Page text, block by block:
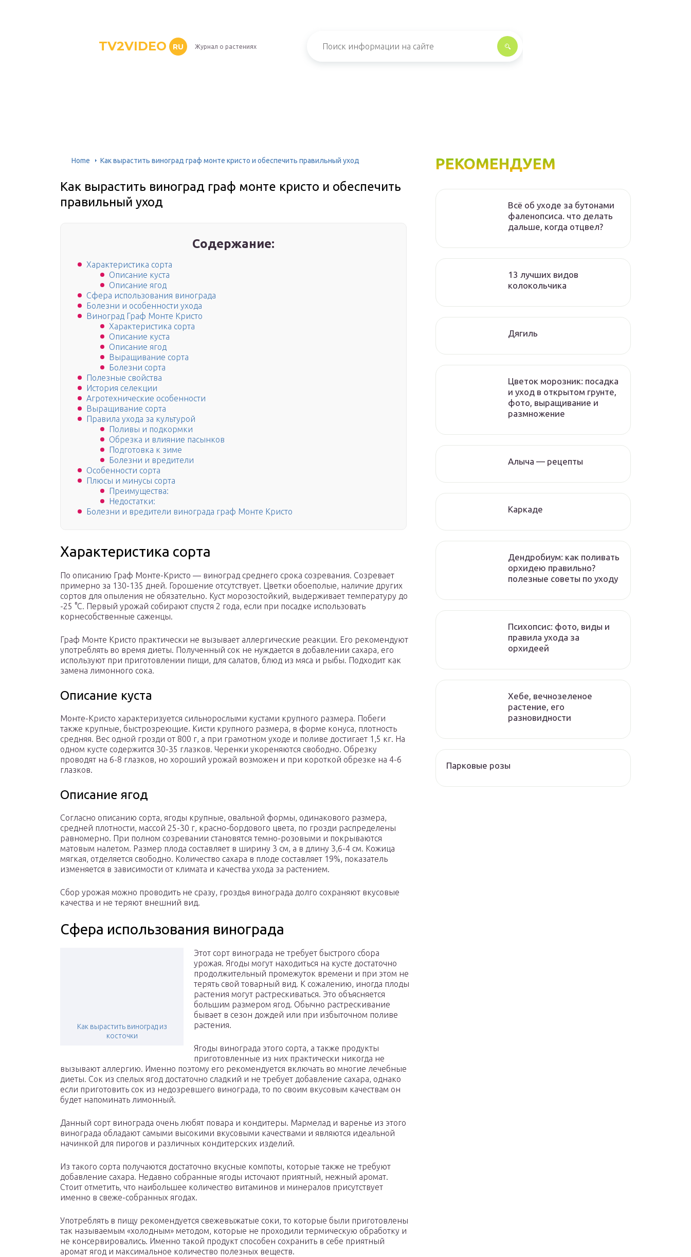
TV2VIDEO RU Журнал о растениях
Home Как вырастить виноград граф монте кристо и обеспечить правильный уход
Как вырастить виноград граф монте кристо и обеспечить
правильный уход
Содержание:
Характеристика сорта
Описание куста
Описание ягод
Сфера использования винограда
Болезни и особенности ухода
Виноград Граф Монте Кристо
Характеристика сорта
Описание куста
Описание ягод
Выращивание сорта
Болезни сорта
Полезные свойства
История селекции
Агротехнические особенности
Выращивание сорта
Правила ухода за культурой
Поливы и подкормки
Обрезка и влияние пасынков
Подготовка к зиме
Болезни и вредители
Особенности сорта
Плюсы и минусы сорта
Преимущества:
Недостатки:
Болезни и вредители винограда граф Монте Кристо
Характеристика сорта
По описанию Граф Монте-Кристо — виноград среднего срока созревания. Созревает
примерно за 130-135 дней. Горошение отсутствует. Цветки обоеполые, наличие других
сортов для опыления не обязательно. Куст морозостойкий, выдерживает температуру до
-25 °С. Первый урожай собирают спустя 2 года, если при посадке использовать
корнесобственные саженцы.
Граф Монте Кристо практически не вызывает аллергические реакции. Его рекомендуют
употреблять во время диеты. Полученный сок не нуждается в добавлении сахара, его
используют при приготовлении пищи, для салатов, блюд из мяса и рыбы. Подходит как
замена лимонного сока.
Описание куста
Монте-Кристо характеризуется сильнорослыми кустами крупного размера. Побеги
также крупные, быстрозреющие. Кисти крупного размера, в форме конуса, плотность
средняя. Вес одной грозди от 800 г, а при грамотном уходе и поливе достигает 1,5 кг. На
одном кусте содержится 30-35 глазков. Черенки укореняются свободно. Обрезку
проводят на 6-8 глазков, но хороший урожай возможен и при короткой обрезке на 4-6
глазков.
Описание ягод
Согласно описанию сорта, ягоды крупные, овальной формы, одинакового размера,
средней плотности, массой 25-30 г, красно-бордового цвета, по грозди распределены
равномерно. При полном созревании становятся темно-розовыми и покрываются
матовым налетом. Размер плода составляет в ширину 3 см, а в длину 3,6-4 см. Кожица
мягкая, отделяется свободно. Количество сахара в плоде составляет 19%, показатель
изменяется в зависимости от климата и качества ухода за растением.
Сбор урожая можно проводить не сразу, гроздья винограда долго сохраняют вкусовые
качества и не теряют внешний вид.
Сфера использования винограда
Как вырастить виноград из
косточки
Этот сорт винограда не требует быстрого сбора
урожая. Ягоды могут находиться на кусте достаточно
продолжительный промежуток времени и при этом не
терять свой товарный вид. К сожалению, иногда плоды
растения могут растрескиваться. Это объясняется
большим размером ягод. Обычно растрескивание
бывает в сезон дождей или при избыточном поливе
растения.
Ягоды винограда этого сорта, а также продукты
приготовленные из них практически никогда не
вызывают аллергию. Именно поэтому его рекомендуется включать во многие лечебные
диеты. Сок из спелых ягод достаточно сладкий и не требует добавление сахара, однако
если приготовить сок из недозревшего винограда, то по своим вкусовым качествам он
будет напоминать лимонный.
Данный сорт винограда очень любят повара и кондитеры. Мармелад и варенье из этого
винограда обладают самыми высокими вкусовыми качествами и являются идеальной
начинкой для пирогов и различных кондитерских изделий.
Из такого сорта получаются достаточно вкусные компоты, которые также не требуют
добавление сахара. Недавно собранные ягоды источают приятный, нежный аромат.
Стоит отметить, что наибольшее количество витаминов и минералов присутствует
именно в свеже-собранных ягодах.
Употреблять в пищу рекомендуется свежевыжатые соки, то которые были приготовлены
так называемым «холодным» методом, которые не проходили термическую обработку и
не консервировались. Именно такой продукт способен сохранить в себе приятный
аромат ягод и максимальное количество полезных веществ.
РЕКОМЕНДУЕМ
Всё об уходе за бутонами
фаленопсиса. что делать
дальше, когда отцвел?
13 лучших видов
колокольчика
Дягиль
Цветок морозник: посадка
и уход в открытом грунте,
фото, выращивание и
размножение
Алыча — рецепты
Каркаде
Дендробиум: как поливать
орхидею правильно?
полезные советы по уходу
Психопсис: фото, виды и
правила ухода за
орхидеей
Хебе, вечнозеленое
растение, его
разновидности
Парковые розы